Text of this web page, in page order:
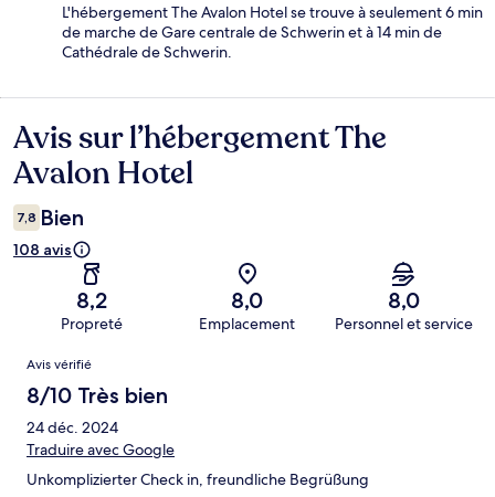
L'hébergement The Avalon Hotel se trouve à seulement 6 min
de marche de Gare centrale de Schwerin et à 14 min de
Cathédrale de Schwerin.
Avis
Avis sur l’hébergement The
Avalon Hotel
7,8 Bien
108 avis
8,2
Propreté
8,0
Emplacement
8,0
Personnel et service
Avis
Avis vérifié
8/10 Très bien
24 déc. 2024
Traduire avec Google
Unkomplizierter Check in, freundliche Begrüßung